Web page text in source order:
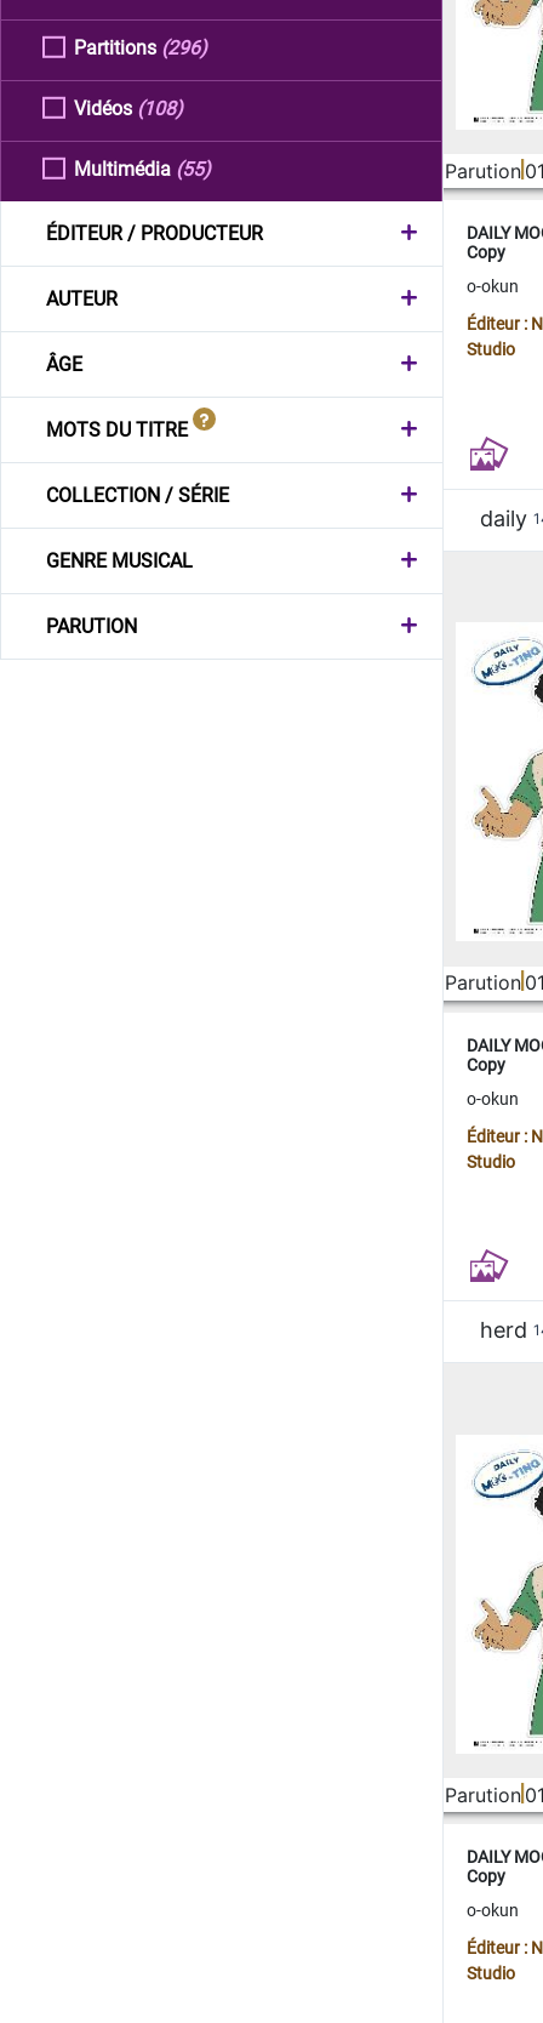
Partitions (296)
Vidéos (108)
Multimédia (55)
ÉDITEUR / PRODUCTEUR
AUTEUR
ÂGE
MOTS DU TITRE
COLLECTION / SÉRIE
GENRE MUSICAL
PARUTION
Parution
DAILY
Copy
o-okun
Éditeur :
Studio
daily
Parution
DAILY
Copy
o-okun
Éditeur :
Studio
herd
Parution
DAILY
Copy
o-okun
Éditeur :
Studio